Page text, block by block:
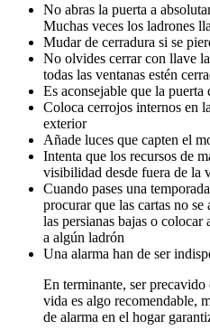
No abras la puerta a
Muchas veces los ladrones
Mudar de cerradura si se
No olvides cerrar con llave
todas las ventanas estén
Es aconsejable que la puerta
Coloca cerrojos internos en
exterior
Añade luces que capten el
Intenta que los recursos de
visibilidad desde fuera de la
Cuando pases una
procurar que las cartas no
las persianas bajas o
a algún ladrón
Una alarma han de ser
En terminante, ser
vida es algo recomendable,
de alarma en el hogar